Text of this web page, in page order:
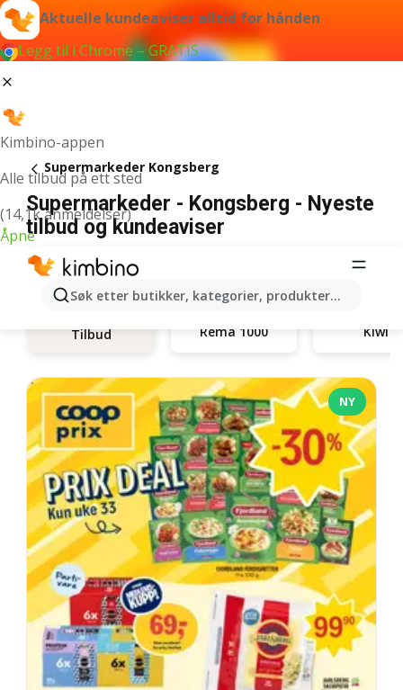
Aktuelle kundeaviser alltid for hånden
Legg til i Chrome – GRATIS
Kimbino-appen
Alle tilbud på ett sted
(14,1k anmeldelser)
Åpne
Søk etter butikker, kategorier, produkter...
Supermarkeder Kongsberg
Supermarkeder - Kongsberg - Nyeste
tilbud og kundeaviser
Tilbud Rema 1000 Kiwi
NY